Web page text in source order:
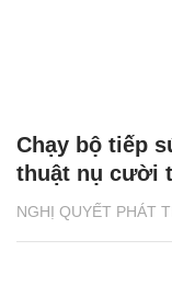
NGHỊ QUYẾT PHÁT
Chạy bộ tiếp
thuật nụ cười